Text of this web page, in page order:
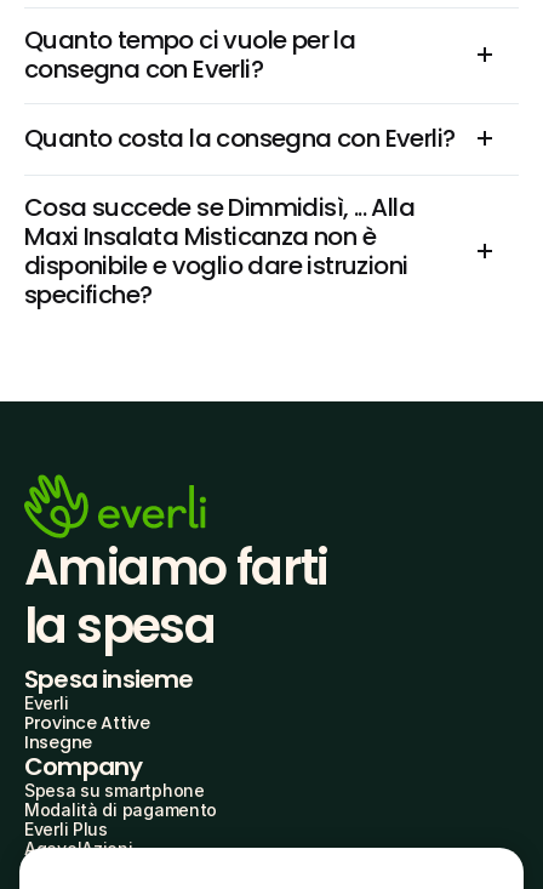
Quanto tempo ci vuole per la
consegna con Everli?
Quanto costa la consegna con Everli?
Cosa succede se Dimmidisì, ... Alla
Maxi Insalata Misticanza non è
disponibile e voglio dare istruzioni
specifiche?
Amiamo farti
la spesa
Spesa insieme
Everli
Province Attive
Insegne
Company
Spesa su smartphone
Modalità di pagamento
Everli Plus
AgevolAzioni